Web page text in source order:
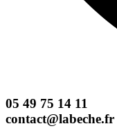
05 49 75 14 11
contact@labeche.fr